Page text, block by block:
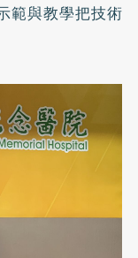
範與教學把技術